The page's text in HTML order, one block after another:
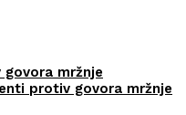
mržnje
protiv govora mržnje